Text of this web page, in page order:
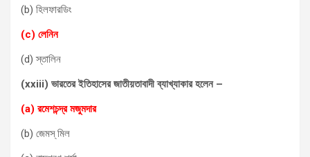
(b) হিলফারডিং
(c) লেনিন
(d) স্তালিন
(xxiii) ভারতের ইতিহাসের জাতীয়তাবাদী ব্যাখ্যাকার হলেন –
(a) রমেশচন্দ্র মজুমদার
(b) জেমস্ মিল